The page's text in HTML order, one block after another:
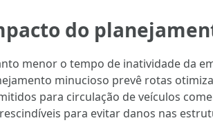
do
menor o tempo de inatividade da
minucioso prevê rotas
para circulação de veículos
para evitar danos nas